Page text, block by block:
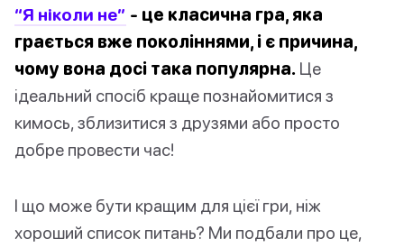
“Я ніколи не” - це класична гра, яка
грається вже поколіннями, і є причина,
чому вона досі така популярна. Це
ідеальний спосіб краще познайомитися з
кимось, зблизитися з друзями або просто
добре провести час!
І що може бути кращим для цієї гри, ніж
хороший список питань? Ми подбали про це,